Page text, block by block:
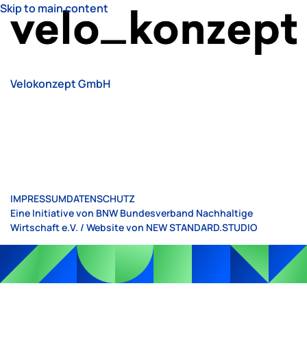
Skip to main content
Velokonzept GmbH
IMPRESSUMDATENSCHUTZ
Eine Initiative von BNW Bundesverband Nachhaltige
Wirtschaft e.V. / Website von NEW STANDARD.STUDIO